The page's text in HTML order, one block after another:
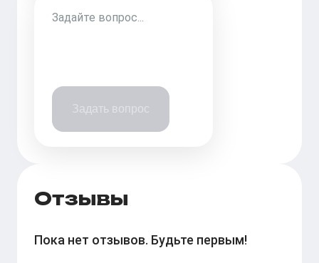
Задать вопрос
Отзывы
Пока нет отзывов. Будьте первым!